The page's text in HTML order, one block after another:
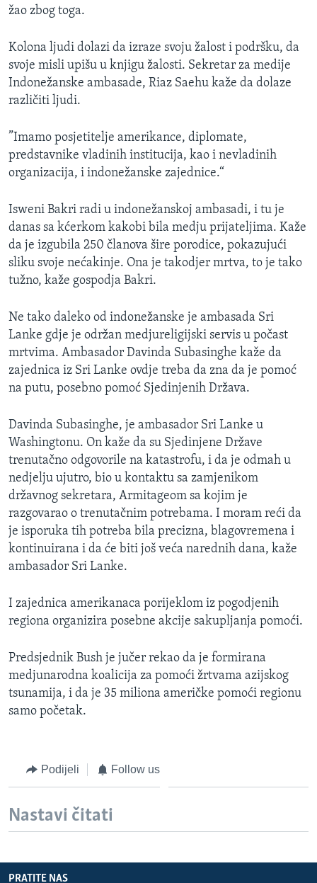
žao zbog toga.
Kolona ljudi dolazi da izraze svoju žalost i podršku, da
svoje misli upišu u knjigu žalosti. Sekretar za medije
Indonežanske ambasade, Riaz Saehu kaže da dolaze
različiti ljudi.
”Imamo posjetitelje amerikance, diplomate,
predstavnike vladinih institucija, kao i nevladinih
organizacija, i indonežanske zajednice.“
Isweni Bakri radi u indonežanskoj ambasadi, i tu je
danas sa kćerkom kakobi bila medju prijateljima. Kaže
da je izgubila 250 članova šire porodice, pokazujući
sliku svoje nećakinje. Ona je takodjer mrtva, to je tako
tužno, kaže gospodja Bakri.
Ne tako daleko od indonežanske je ambasada Sri
Lanke gdje je održan medjureligijski servis u počast
mrtvima. Ambasador Davinda Subasinghe kaže da
zajednica iz Sri Lanke ovdje treba da zna da je pomoć
na putu, posebno pomoć Sjedinjenih Država.
Davinda Subasinghe, je ambasador Sri Lanke u
Washingtonu. On kaže da su Sjedinjene Države
trenutačno odgovorile na katastrofu, i da je odmah u
nedjelju ujutro, bio u kontaktu sa zamjenikom
državnog sekretara, Armitageom sa kojim je
razgovarao o trenutačnim potrebama. I moram reći da
je isporuka tih potreba bila precizna, blagovremena i
kontinuirana i da će biti još veća narednih dana, kaže
ambasador Sri Lanke.
I zajednica amerikanaca porijeklom iz pogodjenih
regiona organizira posebne akcije sakupljanja pomoći.
Predsjednik Bush je jučer rekao da je formirana
medjunarodna koalicija za pomoći žrtvama azijskog
tsunamija, i da je 35 miliona američke pomoći regionu
samo početak.
Podijeli Follow us
Nastavi čitati
PRATITE NAS